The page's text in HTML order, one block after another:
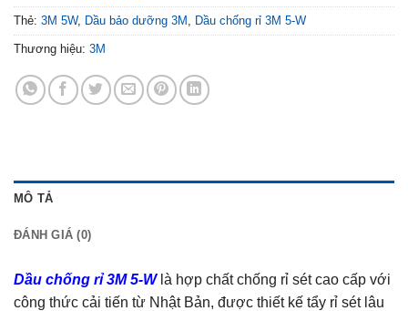
Thẻ: 3M 5W, Dầu bảo dưỡng 3M Dầu chống rỉ 3M 5-W
Thương hiệu: 3M
MÔ TẢ
ĐÁNH GIÁ (0)
Dầu chống rỉ 3M 5-Wlà hợp chất chống rỉ sét cao cấp với
công thức cải tiến từ Nhật Bản, được thiết kế tẩy rỉ sét lâu